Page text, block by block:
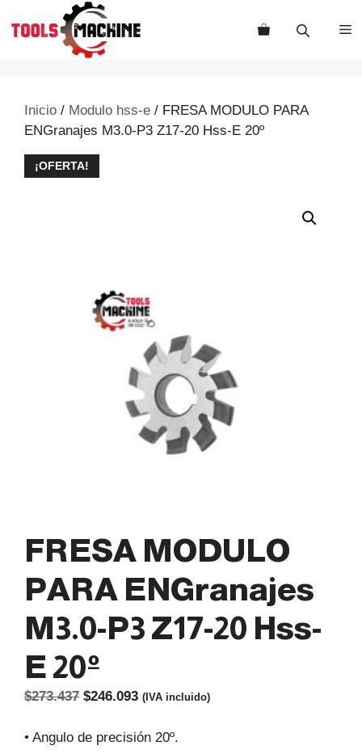
Inicio / Modulo hss-e / FRESA MODULO PARA
ENGranajes M3.0-P3 Z17-20 Hss-E 20º
¡OFERTA!
FRESA MODULO
PARA ENGranajes
M3.0-P3 Z17-20 Hss-
E 20º
$273.437 El
original
$246.093El
actual
(IVA incluido)
• Angulo de precisión 20º.